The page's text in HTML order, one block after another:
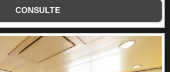
CONSULTE